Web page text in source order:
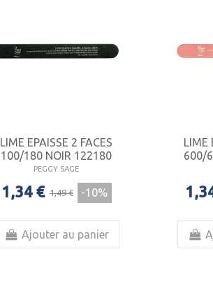
LIME EPAISSE 2 FACES
100/180 NOIR 122180
PEGGY SAGE
1,34 € 1,49 € -10%
Ajouter au panier
LIME
600/